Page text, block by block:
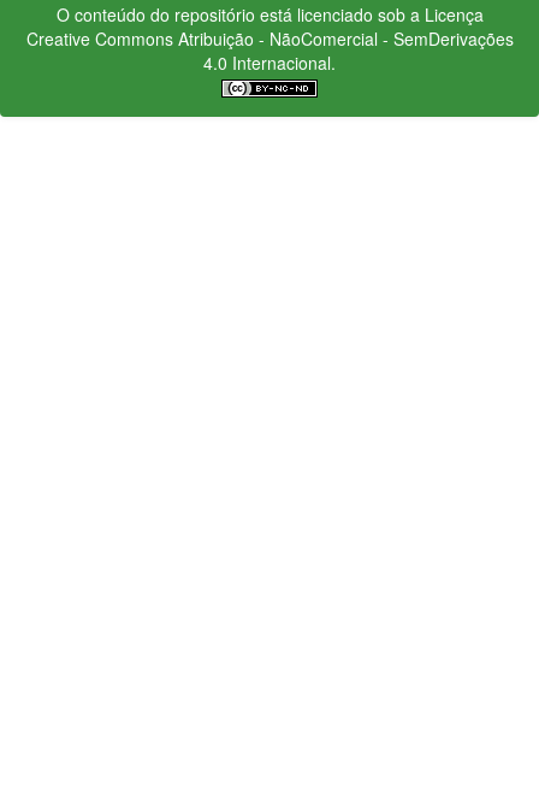
O conteúdo do repositório está licenciado sob a Licença
Creative CommonsAtribuição - NãoComercial - SemDerivações
4.0 Internacional.